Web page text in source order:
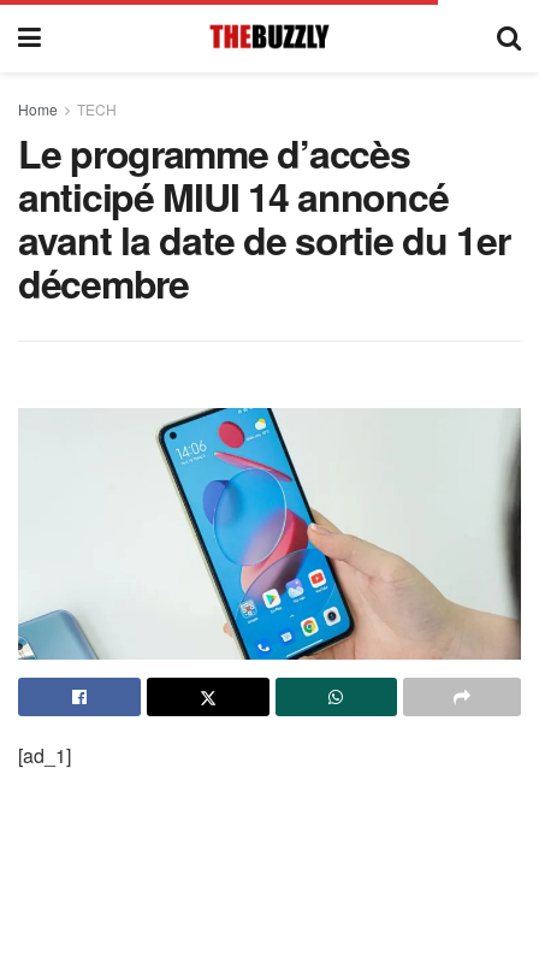
Home TECH
Le programme d’accès
anticipé MIUI 14 annoncé
avant la date de sortie du 1er
décembre
[ad_1]